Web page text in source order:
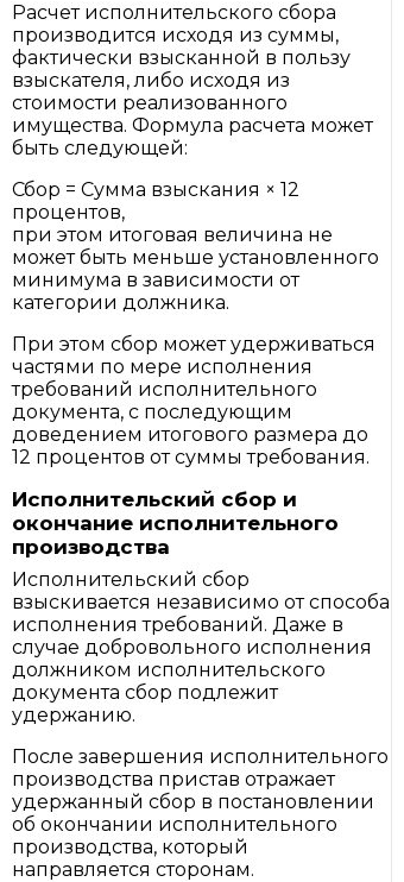
Расчет исполнительского сбора
производится исходя из суммы,
фактически взысканной в пользу
взыскателя, либо исходя из
стоимости реализованного
имущества. Формула расчета может
быть следующей:
Сбор = Сумма взыскания × 12
процентов,
при этом итоговая величина не
может быть меньше установленного
минимума в зависимости от
категории должника.
При этом сбор может удерживаться
частями по мере исполнения
требований исполнительного
документа, с последующим
доведением итогового размера до
12 процентов от суммы требования.
Исполнительский сбор и
окончание исполнительного
производства
Исполнительский сбор
взыскивается независимо от способа
исполнения требований. Даже в
случае добровольного исполнения
должником исполнительского
документа сбор подлежит
удержанию.
После завершения исполнительного
производства пристав отражает
удержанный сбор в постановлении
об окончании исполнительного
производства, который
направляется сторонам.